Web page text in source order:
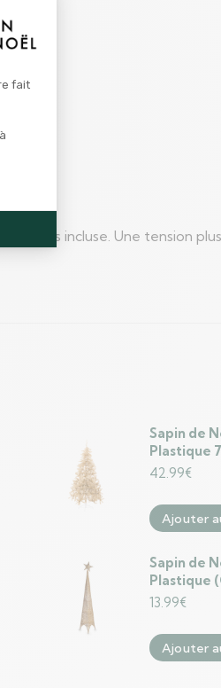
pas incluse. Une tension
Sapin de
Plastique
42.99€
Ajouter
Sapin de
Plastique
13.99€
Ajouter